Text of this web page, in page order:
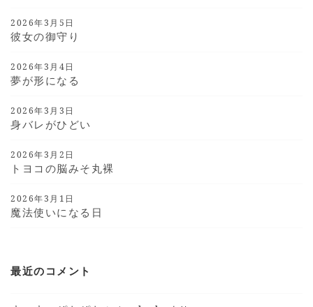
2026年3月5日
彼女の御守り
2026年3月4日
夢が形になる
2026年3月3日
身バレがひどい
2026年3月2日
トヨコの脳みそ丸裸
2026年3月1日
魔法使いになる日
最近のコメント